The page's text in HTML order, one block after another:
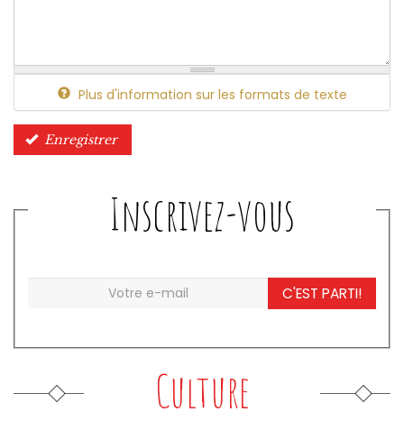
Plus d'information sur les formats de texte
Enregistrer
Inscrivez-vous
C'EST PARTI!
Culture